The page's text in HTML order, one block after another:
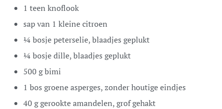
1 teen knoflook
sap van 1 kleine citroen
¼ bosje peterselie,blaadjes geplukt
¼ bosje dille,blaadjes geplukt
500 gbimi
1 bos groene asperges,zonder houtige eindjes
40 ggerookte amandelen,grof gehakt